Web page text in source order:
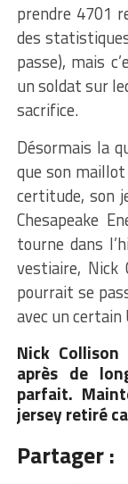
prendre 4701
des
passe), mais
un soldat sur
sacrifice.
Désormais la
que son
certitude, son
Chesapeake
tourne dans
vestiaire, Nick
pourrait se
avec un
Nick
après de
parfait.
jersey retiré
Partager :